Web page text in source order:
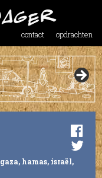
contact opdrachten
gaza, hamas, israël,